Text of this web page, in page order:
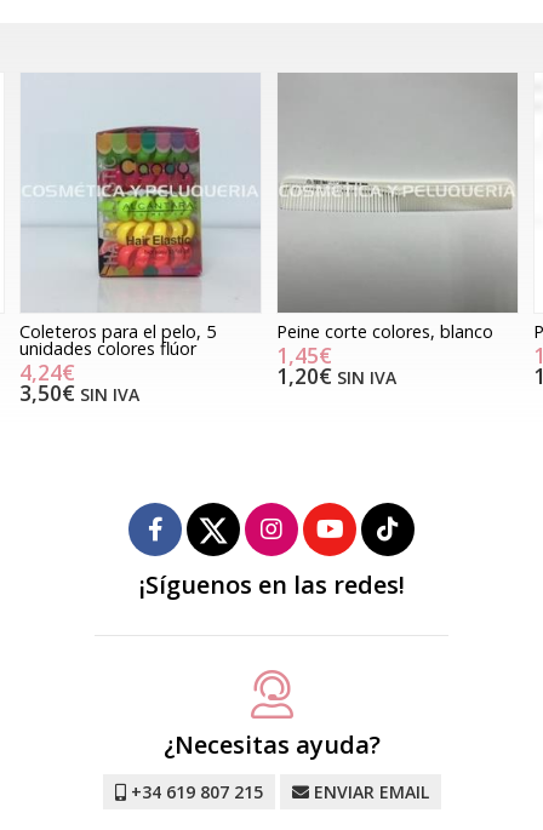
Coleteros para el pelo, 5
unidades colores flúor
4,24€
3,50€ SIN IVA
Peine corte colores, blanco
1,45€
1,20€ SIN IVA
¡Síguenos en las redes!
¿Necesitas ayuda?
+34 619 807 215 ENVIAR EMAIL